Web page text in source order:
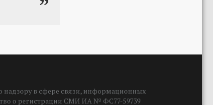
надзору в сфере связи, информационных
о регистрации СМИ ИА № ФС77-59739